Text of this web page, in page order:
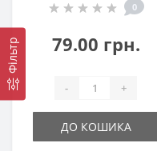
Фільтр
0
79.00 грн.
- +
ДО КОШИКА